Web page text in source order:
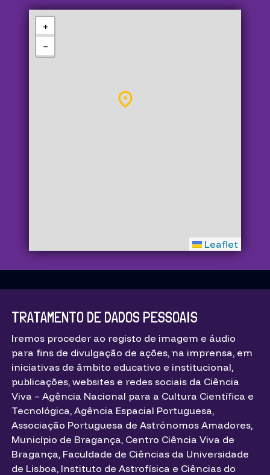
+
−
Leaflet
TRATAMENTO DE DADOS PESSOAIS
Iremos proceder ao registo de imagem e áudio
para fins de divulgação de ações, na imprensa, em
iniciativas de âmbito educativo e institucional,
publicações, websites e redes sociais da Ciência
Viva – Agência Nacional para a Cultura Científica e
Tecnológica, Agência Espacial Portuguesa,
Associação Portuguesa de Astrónomos Amadores,
Município de Bragança, Centro Ciência Viva de
Bragança, Faculdade de Ciências da Universidade
de Lisboa, Instituto de Astrofísica e Ciências do